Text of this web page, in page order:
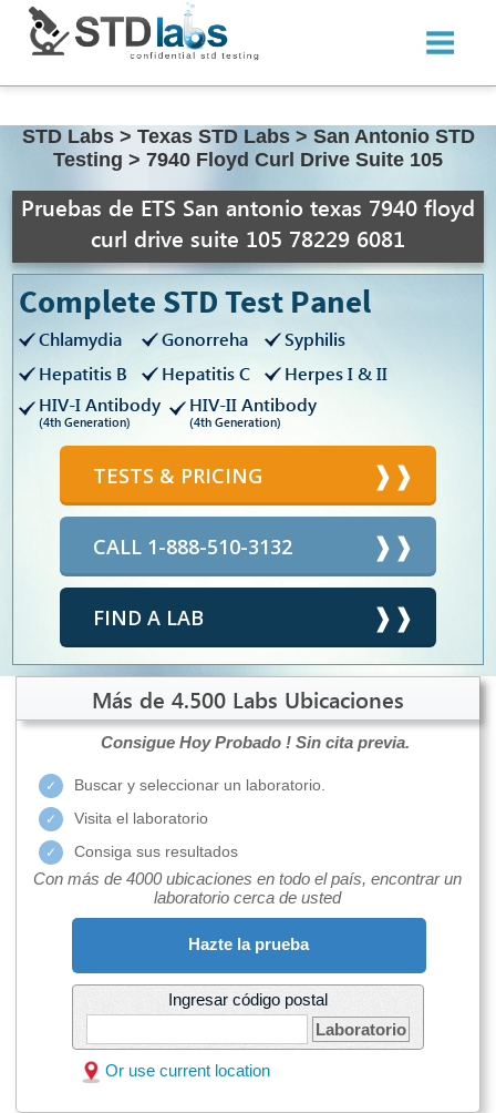
STD Labs > Texas STD Labs > San Antonio STD
Testing > 7940 Floyd Curl Drive Suite 105
Pruebas de ETS San antonio texas 7940 floyd
curl drive suite 105 78229 6081
Complete STD Test Panel
Chlamydia Gonorreha
Syphilis
Hepatitis B
Hepatitis C
Herpes I & II
HIV-I Antibody
(4th Generation)
HIV-II Antibody
(4th Generation)
TESTS & PRICING
CALL 1-888-510-3132
FIND A LAB
Más de 4.500 Labs Ubicaciones
Consigue Hoy Probado ! Sin cita previa.
Buscar y seleccionar un laboratorio.
Visita el laboratorio
Consiga sus resultados
Con más de 4000 ubicaciones en todo el país, encontrar un
laboratorio cerca de usted
Hazte la prueba
Ingresar código postal
Laboratorio
Or use current location